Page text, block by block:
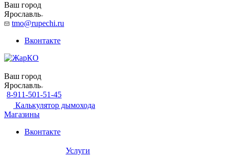
Ваш город
Ярославль
tmo@rupechi.ru
Вконтакте
Ваш город
Ярославль
8-911-501-51-45
Калькулятор дымохода
Магазины
Вконтакте
Услуги